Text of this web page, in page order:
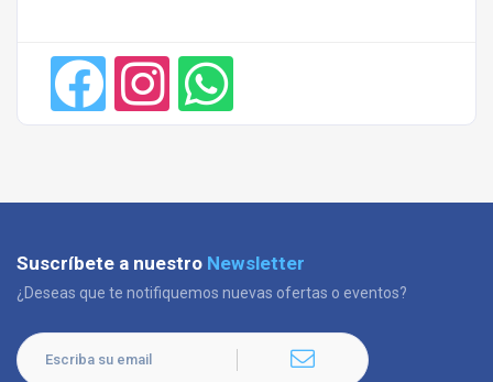
Suscríbete a nuestro Newsletter
¿Deseas que te notifiquemos nuevas ofertas o eventos?